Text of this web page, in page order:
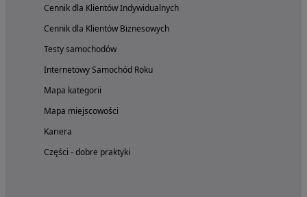
Cennik dla Klientów Indywidualnych
Cennik dla Klientów Biznesowych
Testy samochodów
Internetowy Samochód Roku
Mapa kategorii
Mapa miejscowości
Kariera
Części - dobre praktyki